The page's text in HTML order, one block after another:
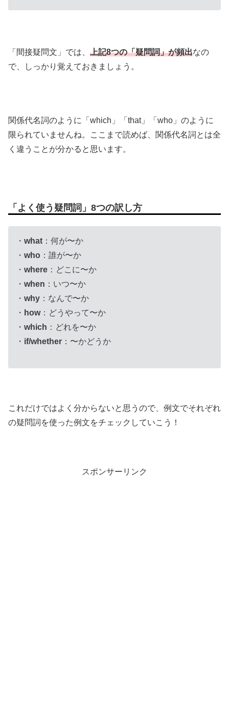
「間接疑問文」では、 上記8つの「疑問詞」が頻出なの
で、しっかり覚えておきましょう。
関係代名詞のように「which」「that」「who」のように
限られていませんね。ここまで読めば、関係代名詞とは全
く違うことが分かると思います。
「よく使う疑問詞」8つの訳し方
・ what ：何が〜か
・ who ：誰が〜か
・ where ：どこに〜か
・ when ：いつ〜か
・ why ：なんで〜か
・ how：どうやって〜か
・ which ：どれを〜か
・ if/whether ：〜かどうか
これだけではよく分からないと思うので、例文でそれぞれ
の疑問詞を使った例文をチェックしていこう！
スポンサーリンク